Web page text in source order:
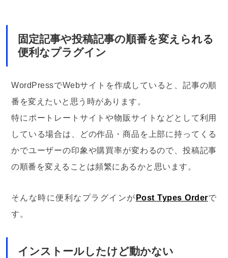
固定記事や投稿記事の順番を変えられる
便利なプラグイン
WordPressでWebサイトを作成していると、記事の順
番を変えたいと思う時があります。
特にポートレートサイトや物販サイトなどとして利用
している場合は、どの作品・商品を上部に持ってくる
かでユーザーの印象や購買率が変わるので、投稿記事
の順番を変えることは頻繁にあるかと思います。
そんな時に便利なプラグインが Post Types Orderで
す。
インストールしたけど動かない